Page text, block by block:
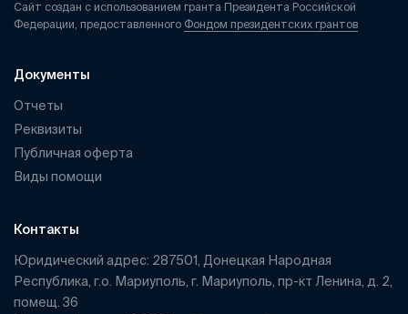
Сайт создан с использованием гранта Президента Российской
Федерации, предоставленного Фондом президентских грантов
Документы
Отчеты
Реквизиты
Публичная оферта
Виды помощи
Контакты
Юридический адрес: 287501, Донецкая Народная
Республика, г.о. Мариуполь, г. Мариуполь, пр-кт Ленина, д. 2,
помещ. 36